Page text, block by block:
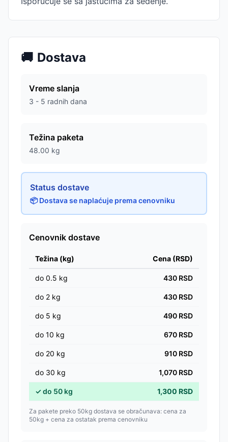
🚚 Dostava
Vreme slanja
3 - 5 radnih dana
Težina paketa
48.00 kg
Status dostave
📦 Dostava se naplaćuje prema cenovniku
Cenovnik dostave
Težina (kg) Cena (RSD)
do 0.5 kg 430 RSD
do 2 kg 430 RSD
do 5 kg 490 RSD
do 10 kg 670 RSD
do 20 kg 910 RSD
do 30 kg 1,070 RSD
✓do 50 kg 1,300 RSD
Za pakete preko 50kg dostava se obračunava: cena za
50kg + cena za ostatak prema cenovniku